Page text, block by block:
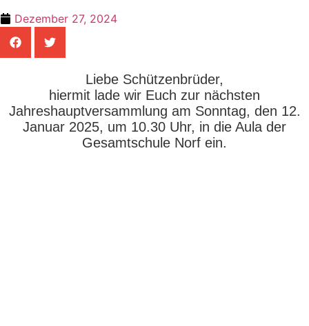
Dezember 27, 2024
Liebe Schützenbrüder,
hiermit lade wir Euch zur nächsten
Jahreshauptversammlung am Sonntag, den 12.
Januar 2025, um 10.30 Uhr, in die Aula der
Gesamtschule Norf ein.